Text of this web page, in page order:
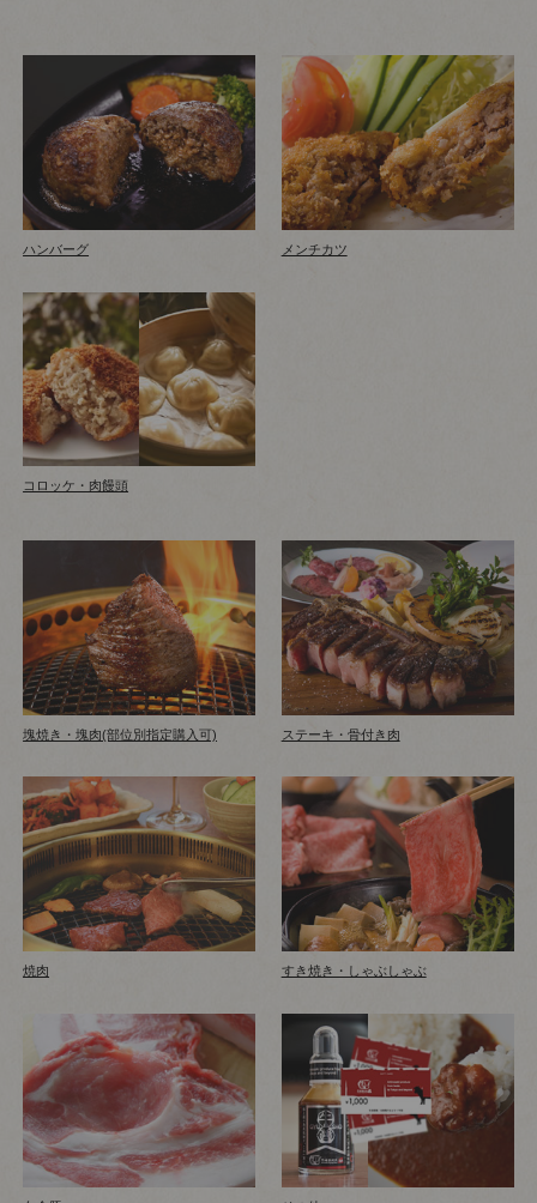
ハンバーグ メンチカツ
コロッケ・肉饅頭
塊焼き・塊肉(部位別指定購入可) ステーキ・骨付き肉
焼肉 すき焼き・しゃぶしゃぶ